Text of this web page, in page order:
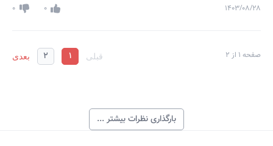
۱۴۰۳/۰۸/۲۸ 0
0
صفحه 1 از 2 قبلی 1
2 بعدی
بارگذاری نظرات بیشتر ...